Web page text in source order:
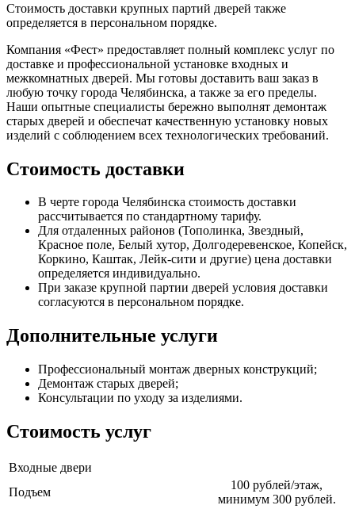
Стоимость доставки крупных партий дверей также
определяется в персональном порядке.
Компания «Фест» предоставляет полный комплекс услуг по
доставке и профессиональной установке входных и
межкомнатных дверей. Мы готовы доставить ваш заказ в
любую точку города Челябинска, а также за его пределы.
Наши опытные специалисты бережно выполнят демонтаж
старых дверей и обеспечат качественную установку новых
изделий с соблюдением всех технологических требований.
Стоимость доставки
В черте города Челябинска стоимость доставки
рассчитывается по стандартному тарифу.
Для отдаленных районов (Тополинка, Звездный,
Красное поле, Белый хутор, Долгодеревенское, Копейск,
Коркино, Каштак, Лейк-сити и другие) цена доставки
определяется индивидуально.
При заказе крупной партии дверей условия доставки
согласуются в персональном порядке.
Дополнительные услуги
Профессиональный монтаж дверных конструкций;
Демонтаж старых дверей;
Консультации по уходу за изделиями.
Стоимость услуг
Входные двери
Подъем
100 рублей/этаж,
минимум 300 рублей.